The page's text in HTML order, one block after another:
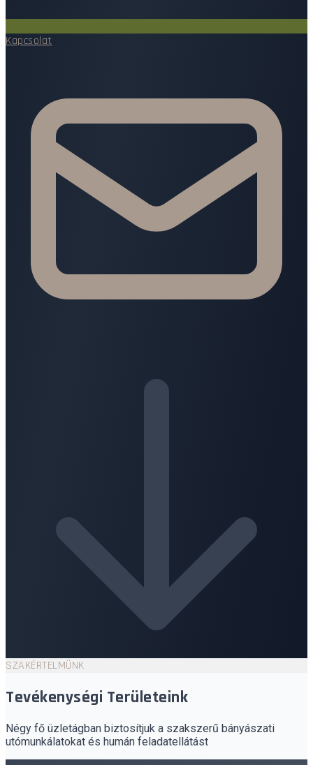
Kapcsolat
SZAKÉRTELMÜNK
Tevékenységi Területeink
Négy fő üzletágban biztosítjuk a szakszerű bányászati
utómunkálatokat és humán feladatellátást